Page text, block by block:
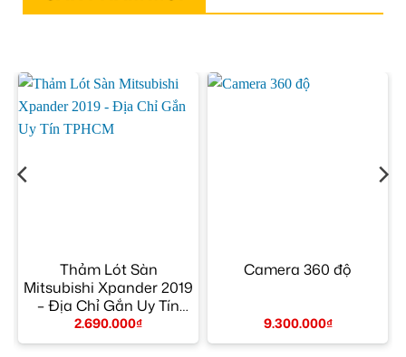
Thảm Lót Sàn
Mitsubishi Xpander 2019
– Địa Chỉ Gắn Uy Tín
TPHCM
2.690.000₫
Camera 360 độ
9.300.000₫